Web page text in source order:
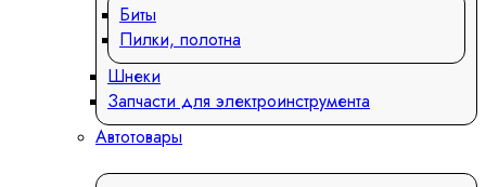
Биты
Пилки, полотна
Шнеки
Запчасти для электроинструмента
Автотовары